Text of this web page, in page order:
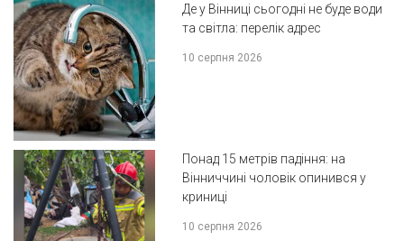
Де у Вінниці сьогодні не буде води
та світла: перелік адрес
10 серпня 2026
Понад 15 метрів падіння: на
Вінниччині чоловік опинився у
криниці
10 серпня 2026